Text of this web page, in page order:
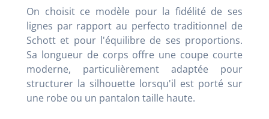
On choisit ce modèle pour la fidélité de ses
lignes par rapport au perfecto traditionnel de
Schott et pour l'équilibre de ses proportions.
Sa longueur de corps offre une coupe courte
moderne, particulièrement adaptée pour
structurer la silhouette lorsqu'il est porté sur
une robe ou un pantalon taille haute.